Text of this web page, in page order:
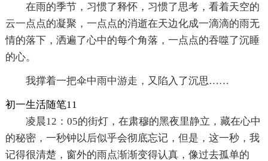
在雨的季节，习惯了释怀，习惯了思考，看着天空的
云一点点的凝聚，一点点的消逝在天边化成一滴滴的雨无
情的落下，洒遍了心中的每个角落，一点点的吞噬了沉睡
的心。
我撑着一把伞中雨中游走，又陷入了沉思……
初一生活随笔11
凌晨12：05的街灯，在肃穆的黑夜里静立，藏在心中
的秘密，一秒钟以后似乎会彻底忘记，但是，这一秒，我
记得很清楚，窗外的雨点渐渐变得认真，像过去孤单的